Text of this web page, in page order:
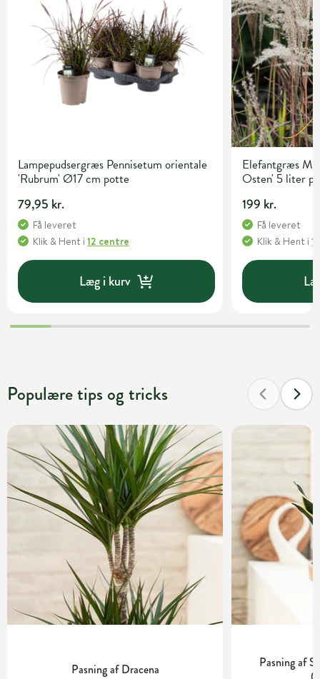
Lampepudsergræs Pennisetum orientale
'Rubrum' Ø17 cm potte
79,95 kr.
Få leveret
Klik & Hent i 12 centre
Læg i kurv
Elefantgræs
Osten' 5 liter
199 kr.
Få leveret
Klik & Hent i
Populære tips og tricks
Pasning af Dracena
Pasning af